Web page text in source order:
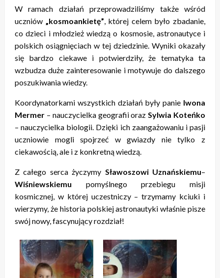
W ramach działań przeprowadziliśmy także wśród
uczniów „kosmoankietę”, której celem było zbadanie,
co dzieci i młodzież wiedzą o kosmosie, astronautyce i
polskich osiągnięciach w tej dziedzinie. Wyniki okazały
się bardzo ciekawe i potwierdziły, że tematyka ta
wzbudza duże zainteresowanie i motywuje do dalszego
poszukiwania wiedzy.
Koordynatorkami wszystkich działań były panie Iwona
Mermer – nauczycielka geografii orazSylwia Koteńko
– nauczycielka biologii. Dzięki ich zaangażowaniu i pasji
uczniowie mogli spojrzeć w gwiazdy nie tylko z
ciekawością, ale i z konkretną wiedzą.
Z całego serca życzymy Sławoszowi Uznańskiemu–
Wiśniewskiemu pomyślnego przebiegu misji
kosmicznej, w której uczestniczy – trzymamy kciuki i
wierzymy, że historia polskiej astronautyki właśnie pisze
swój nowy, fascynujący rozdział!